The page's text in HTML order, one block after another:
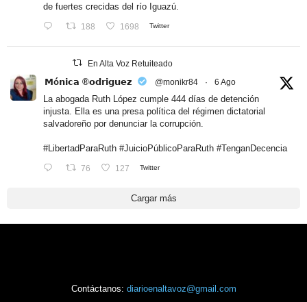
de fuertes crecidas del río Iguazú.
188 1698 Twitter
En Alta Voz Retuiteado
𝗠ó𝗻𝗶𝗰𝗮 ®𝗼𝗱𝗿𝗶𝗴𝘂𝗲𝘇 @monikr84 · 6 Ago
La abogada Ruth López cumple 444 días de detención
injusta. Ella es una presa política del régimen dictatorial
salvadoreño por denunciar la corrupción.
#LibertadParaRuth #JuicioPúblicoParaRuth #TenganDecencia
76 127 Twitter
Cargar más
Contáctanos: diarioenaltavoz@gmail.com